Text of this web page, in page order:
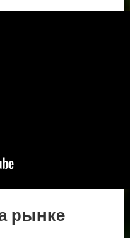
рынке